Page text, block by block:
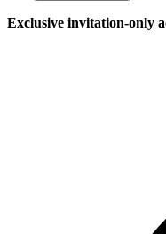
Exclusive invitation-only